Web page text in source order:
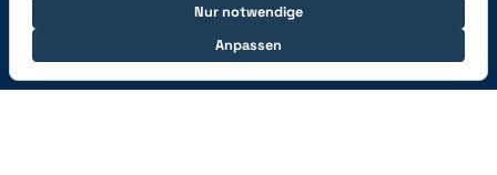
Verbinde dich mit uns
Nur notwendige
Anpassen